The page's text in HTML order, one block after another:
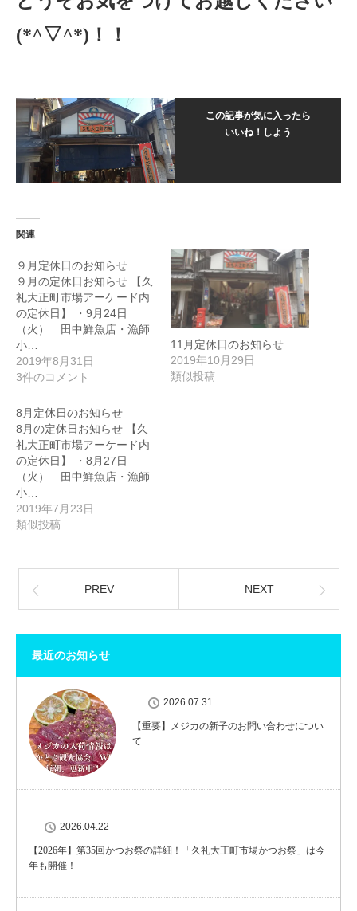
(*^▽^*)！！
この記事が気に入ったら
いいね！しよう
関連
９月定休日のお知らせ
９月の定休日お知らせ 【久
礼大正町市場アーケード内
の定休日】 ・9月24日
（火） 田中鮮魚店・漁師
小…
2019年8月31日
3件のコメント
11月定休日のお知らせ
2019年10月29日
類似投稿
8月定休日のお知らせ
8月の定休日お知らせ 【久
礼大正町市場アーケード内
の定休日】 ・8月27日
（火） 田中鮮魚店・漁師
小…
2019年7月23日
類似投稿
PREV NEXT
最近のお知らせ
2026.07.31
【重要】メジカの新子のお問い合わせについ
て
2026.04.22
【2026年】第35回かつお祭の詳細！「久礼大正町市場かつお祭」は今
年も開催！